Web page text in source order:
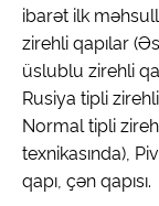
ibarət ilk
zirehli qapılar
üslublu zirehli
Rusiya tipli
Normal tipli
texnikasında),
qapı, çən qapısı.